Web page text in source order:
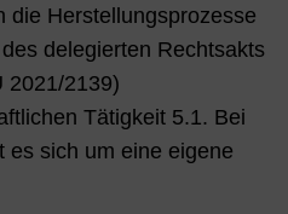
die Herstellungsprozesse
delegierten Rechtsakts
2021/2139)
Tätigkeit 5.1. Bei
es sich um eine eigene